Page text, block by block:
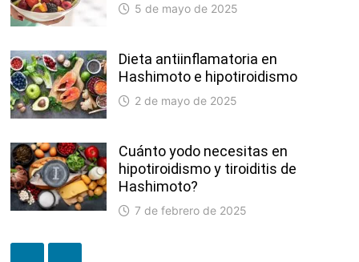
5 de mayo de 2025
Dieta antiinflamatoria en
Hashimoto e hipotiroidismo
2 de mayo de 2025
Cuánto yodo necesitas en
hipotiroidismo y tiroiditis de
Hashimoto?
7 de febrero de 2025